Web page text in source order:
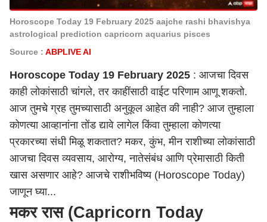
Horoscope Today 19 February 2025 aajche rashi bhavishya
astrological prediction capricorn aquarius pisces
Source : ABPLIVE AI
Horoscope Today 19 February 2025 : आजचा दिवस
काही लोकांसाठी चांगले, तर काहींसाठी वाईट परिणाम आणू शकतो.
आज तुमचे ग्रह तुमच्यासाठी अनुकूल आहेत की नाही? आज तुम्हाला
कोणत्या आव्हानांना तोंड द्यावे लागेल किंवा तुम्हाला कोणत्या
प्रकारच्या संधी मिळू शकतात? मकर, कुंभ, मीन राशीच्या लोकांसाठी
आजचा दिवस व्यवसाय, आरोग्य, नातेसंबंध आणि प्रेमासाठी किती
खास असणार आहे? आजचे राशीभविष्य (Horoscope Today)
जाणून घ्या...
मकर रास (Capricorn Today